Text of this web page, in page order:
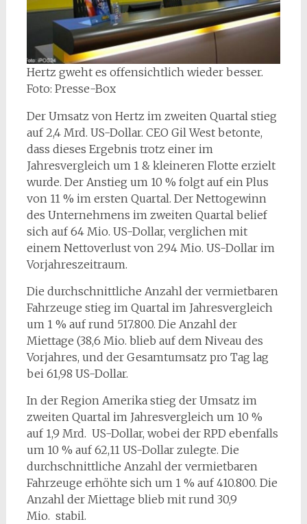
Hertz gweht es offensichtlich wieder besser.
Foto: Presse-Box
Der Umsatz von Hertz im zweiten Quartal stieg
auf 2,4 Mrd. US-Dollar. CEO Gil West betonte,
dass dieses Ergebnis trotz einer im
Jahresvergleich um 1 & kleineren Flotte erzielt
wurde. Der Anstieg um 10 % folgt auf ein Plus
von 11 % im ersten Quartal. Der Nettogewinn
des Unternehmens im zweiten Quartal belief
sich auf 64 Mio. US-Dollar, verglichen mit
einem Nettoverlust von 294 Mio. US-Dollar im
Vorjahreszeitraum.
Die durchschnittliche Anzahl der vermietbaren
Fahrzeuge stieg im Quartal im Jahresvergleich
um 1 % auf rund 517.800. Die Anzahl der
Miettage (38,6 Mio. blieb auf dem Niveau des
Vorjahres, und der Gesamtumsatz pro Tag lag
bei 61,98 US-Dollar.
In der Region Amerika stieg der Umsatz im
zweiten Quartal im Jahresvergleich um 10 %
auf 1,9 Mrd. US-Dollar, wobei der RPD ebenfalls
um 10 % auf 62,11 US-Dollar zulegte. Die
durchschnittliche Anzahl der vermietbaren
Fahrzeuge erhöhte sich um 1 % auf 410.800. Die
Anzahl der Miettage blieb mit rund 30,9
Mio. stabil.